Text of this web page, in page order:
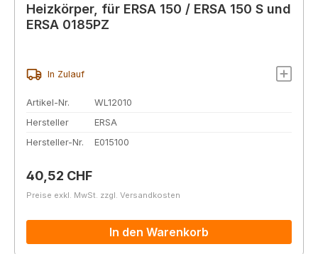
Heizkörper, für ERSA 150 / ERSA 150 S und
ERSA 0185PZ
In Zulauf
Artikel-Nr.
WL12010
Hersteller
ERSA
Hersteller-Nr.
E015100
Regulärer Preis:
40,52 CHF
Preise exkl. MwSt. zzgl. Versandkosten
In den Warenkorb